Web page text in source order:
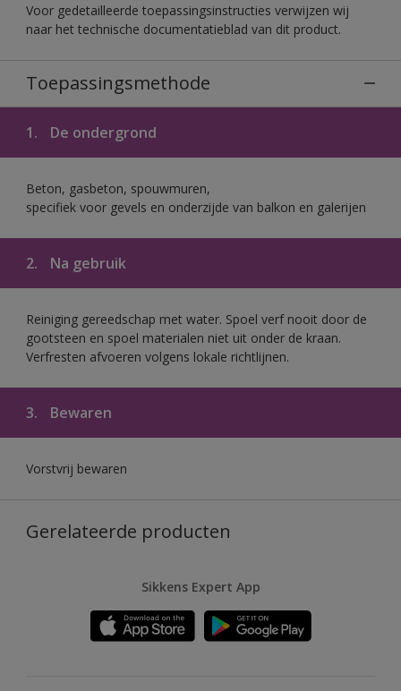
Voor gedetailleerde toepassingsinstructies verwijzen wij
naar het technische documentatieblad van dit product.
Toepassingsmethode
1. De ondergrond
Beton, gasbeton, spouwmuren,
specifiek voor gevels en onderzijde van balkon en galerijen
2. Na gebruik
Reiniging gereedschap met water. Spoel verf nooit door de
gootsteen en spoel materialen niet uit onder de kraan.
Verfresten afvoeren volgens lokale richtlijnen.
3. Bewaren
Vorstvrij bewaren
Gerelateerde producten
Sikkens Expert App